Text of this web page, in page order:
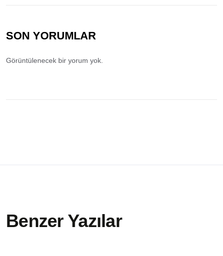
SON YORUMLAR
Görüntülenecek bir yorum yok.
Benzer Yazılar